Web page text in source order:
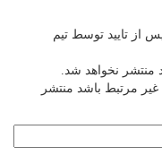
از تایید توسط تیم
منتشر نخواهد شد.
غیر مرتبط باشد منتشر